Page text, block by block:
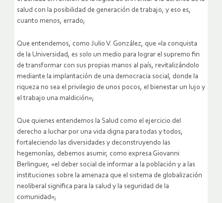
salud con la posibilidad de generación de trabajo, y eso es,
cuanto menos, errado;
Que entendemos, como Julio V. González, que «la conquista
de la Universidad, es solo un medio para lograr el supremo fin
de transformar con sus propias manos al país, revitalizándolo
mediante la implantación de una democracia social, donde la
riqueza no sea el privilegio de unos pocos, el bienestar un lujo y
el trabajo una maldición»;
Que quienes entendemos la Salud como el ejercicio del
derecho a luchar por una vida digna para todas y todos,
fortaleciendo las diversidades y deconstruyendo las
hegemonías, debemos asumir, como expresa Giovanni
Berlinguer, «el deber social de informar a la población y a las
instituciones sobre la amenaza que el sistema de globalización
neoliberal significa para la salud y la seguridad de la
comunidad»;